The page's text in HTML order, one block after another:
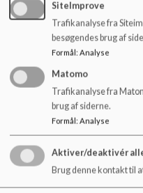
Skolestart-
Kildeskolen
Gyrstinge Bygade
+45 57 62 72 60
EAN NR.
SiteImprove
Trafikanalyse fra
besøgendes brug af
Formål : Analyse
Matomo
Trafikanalyse fra
brug af siderne.
Formål: Analyse
Aktiver/deaktivér
Brug denne kontakt til